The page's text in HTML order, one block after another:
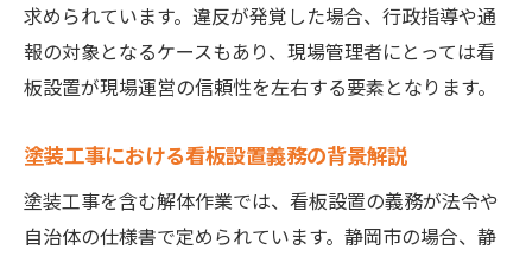
求められています。違反が発覚した場合、行政指導や通
報の対象となるケースもあり、現場管理者にとっては看
板設置が現場運営の信頼性を左右する要素となります。
塗装工事における看板設置義務の背景解説
塗装工事を含む解体作業では、看板設置の義務が法令や
自治体の仕様書で定められています。静岡市の場合、静